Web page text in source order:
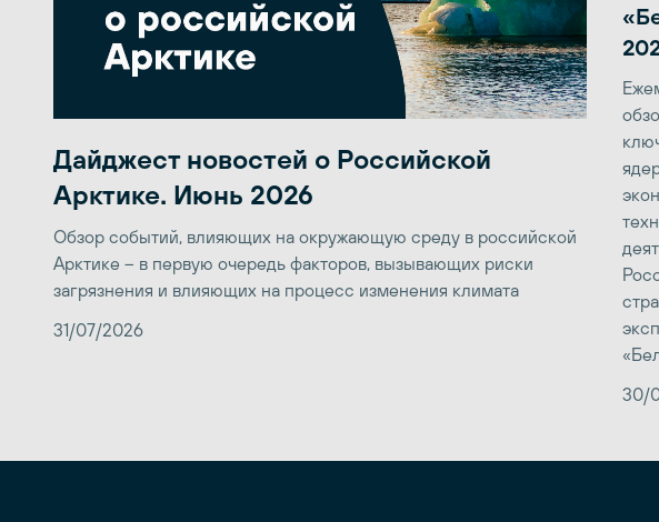
Дайджест новостей о Российской
Арктике. Июнь 2026
Обзор событий, влияющих на окружающую среду в российской
Арктике – в первую очередь факторов, вызывающих риски
загрязнения и влияющих на процесс изменения климата
31/07/2026
30/